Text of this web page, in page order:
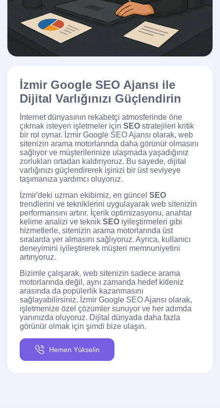
İzmir Google SEO Ajansı ile
Dijital Varlığınızı Güçlendirin
İnternet dünyasının rekabetçi atmosferinde öne
çıkmak isteyen işletmeler için SEO stratejileri kritik
bir rol oynar. İzmir Google SEO Ajansı olarak, web
sitenizin arama motorlarında daha görünür olmasını
sağlıyor ve müşterilerinize ulaşmada yaşadığınız
zorlukları ortadan kaldırıyoruz. Bu sayede, dijital
varlığınızı güçlendirerek işinizi bir üst seviyeye
taşımanıza yardımcı oluyoruz.
İzmir'deki uzman ekibimiz, en güncel SEO
trendlerini ve tekniklerini uygulayarak web sitenizin
performansını artırır. İçerik optimizasyonu, anahtar
kelime analizi ve teknik SEO iyileştirmeleri gibi
hizmetlerle, sitenizin arama motorlarında üst
sıralarda yer almasını sağlıyoruz. Ayrıca, kullanıcı
deneyimini iyileştirerek müşteri memnuniyetini
artırıyoruz.
Bizimle çalışarak, web sitenizin sadece arama
motorlarında değil, aynı zamanda hedef kitleniz
arasında da popülerlik kazanmasını
sağlayabilirsiniz. İzmir Google SEO Ajansı olarak,
işletmenize özel çözümler sunuyor ve her adımda
yanınızda oluyoruz. Dijital dünyada daha fazla
görünür olmak için şimdi bize ulaşın.
Hemen Yükselin